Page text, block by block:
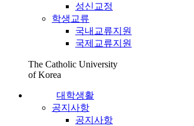
성신교정
학생교류
국내교류지원
국제교류지원
The Catholic University
of Korea
대학생활
공지사항
공지사항